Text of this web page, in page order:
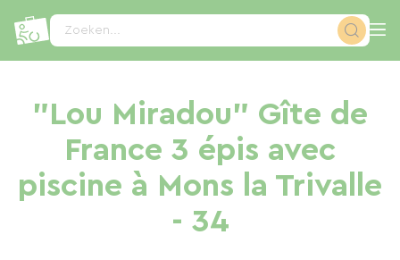
Zoeken...
"Lou Miradou" Gîte de
France 3 épis avec
piscine à Mons la Trivalle
- 34
Cookies beheer paneel